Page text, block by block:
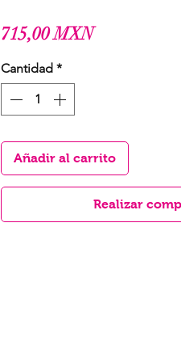
715,00 MXNPrecio
Cantidad *
Añadir al carrito
Realizar